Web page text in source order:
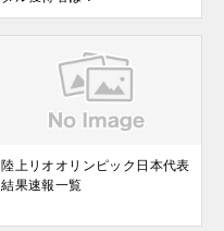
陸上リオオリンピック日本代表
結果速報一覧